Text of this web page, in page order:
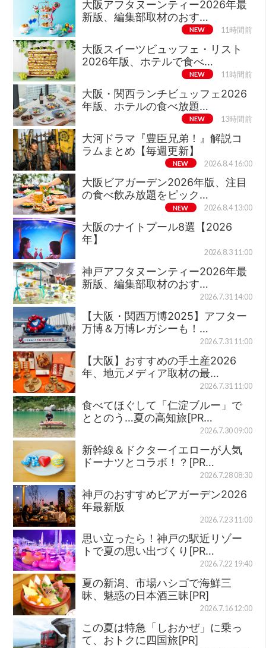
大阪アフタヌーンティー2026年最
新版、編集部取材のおす…
NEW 11時間前
大阪スイーツビュッフェ・リスト
2026年版、ホテルで食べ…
NEW 11時間前
大阪・関西ランチビュッフェ2026
年版、ホテルの食べ放題…
NEW 13時間前
大河ドラマ『豊臣兄弟！』解説コ
ラムまとめ【毎週更新】
NEW 2026.8.4 16:00
大阪ビアガーデン2026年版、注目
の食べ飲み放題をピック…
NEW 2026.8.4 13:00
大阪のナイトプール8選【2026
年】
2026.8.3 11:00
神戸アフタヌーンティー2026年最
新版、編集部取材のおす…
2026.7.31 14:00
【大阪・関西万博2025】アフター
万博＆万博レガシーも！…
2026.7.31 11:00
【大阪】おすすめの手土産2026
年、地元メディア取材の最…
2026.7.31 11:00
食べてほぐして「仁淀ブルー」で
ととのう…夏の高知旅[PR…
2026.7.30 09:00
新幹線＆ドクターイエローが人気
ドーナツとコラボ！？[PR…
2026.7.28 08:30
神戸のおすすめビアガーデン2026
年最新版
2026.7.23 11:00
思い立ったら！神戸の駅近リゾー
トで夏の思い出づくり[PR…
2026.7.22 19:40
夏の新潟、市場ハシゴで海鮮三
昧、魅惑の日本酒三昧[PR]
2026.7.16 12:00
この夏は特急「しおかぜ」に乗っ
て、おトクに四国旅[PR]